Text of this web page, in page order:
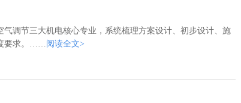
调节三大机电核心专业，系统梳理方案设计、初步设计、施
要求。……阅读全文>